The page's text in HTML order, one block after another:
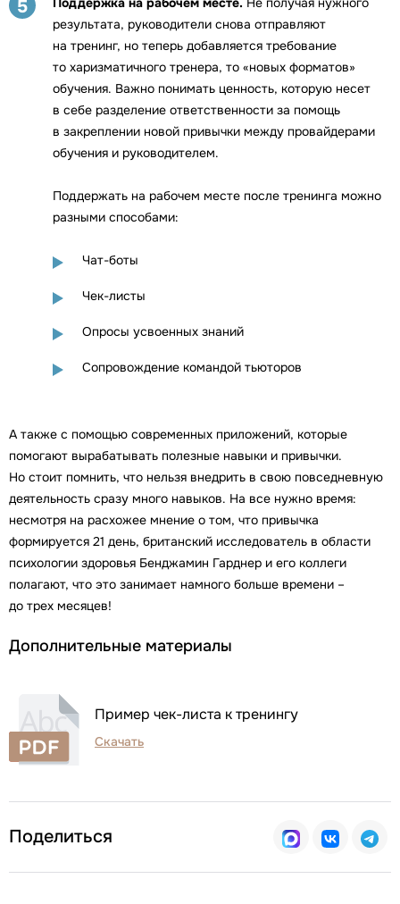
5
результата, руководители снова отправляют
на тренинг, но теперь добавляется требование
то харизматичного тренера, то «новых форматов»
обучения. Важно понимать ценность, которую несет
в себе разделение ответственности за помощь
в закреплении новой привычки между провайдерами
обучения и руководителем.
Поддержать на рабочем месте после тренинга можно
разными способами:
Чат-боты
Чек-листы
Опросы усвоенных знаний
Сопровождение командой тьюторов
А также с помощью современных приложений, которые
помогают вырабатывать полезные навыки и привычки.
Но стоит помнить, что нельзя внедрить в свою повседневную
деятельность сразу много навыков. На все нужно время:
несмотря на расхожее мнение о том, что привычка
формируется 21 день, британский исследователь в области
психологии здоровья Бенджамин Гарднер и его коллеги
полагают, что это занимает намного больше времени –
до трех месяцев!
Дополнительные материалы
Пример чек-листа к тренингу
Скачать
Поделиться